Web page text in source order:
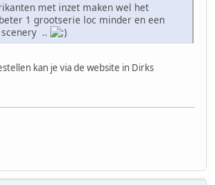
met inzet maken wel het
1 grootserie loc minder en een
..
kan je via de website in Dirks